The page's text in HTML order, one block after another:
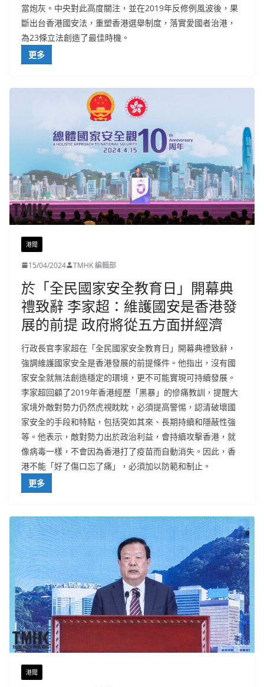
當炮灰。中央對此高度關注，並在2019年反修例風波後，果
斷出台香港國安法，重塑香港選舉制度，落實愛國者治港，
為23條立法創造了最佳時機。
更多
港聞
15/04/2024 TMHK 編輯部
於「全民國家安全教育日」開幕典
禮致辭 李家超：維護國安是香港發
展的前提 政府將從五方面拼經濟
行政長官李家超在「全民國家安全教育日」開幕典禮致辭，
強調維護國家安全是香港發展的前提條件。他指出，沒有國
家安全就無法創造穩定的環境，更不可能實現可持續發展。
李家超回顧了2019年香港經歷「黑暴」的慘痛教訓，提醒大
家境外敵對勢力仍然虎視眈眈，必須提高警惕，認清破壞國
家安全的手段和特點，包括突如其來、長期持續和隱蔽性強
等。他表示，敵對勢力出於政治利益，會持續攻擊香港，就
像病毒一樣，不會因為香港打了疫苗而自動消失。因此，香
港不能「好了傷口忘了痛」，必須加以防範和制止。
更多
港聞